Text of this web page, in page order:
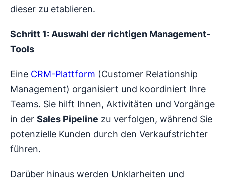
dieser zu etablieren.
Schritt 1: Auswahl der richtigen Management-
Tools
Eine CRM-Plattform (Customer Relationship
Management) organisiert und koordiniert Ihre
Teams. Sie hilft Ihnen, Aktivitäten und Vorgänge
in der Sales Pipeline zu verfolgen, während Sie
potenzielle Kunden durch den Verkaufstrichter
führen.
Darüber hinaus werden Unklarheiten und